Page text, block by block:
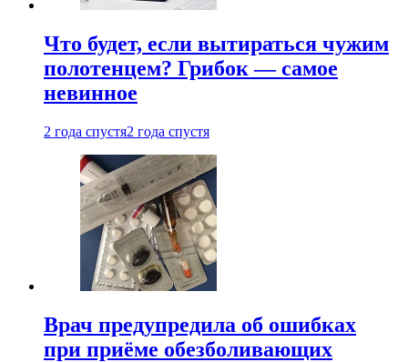
Что будет, если вытираться чужим
полотенцем? Грибок — самое
невинное
2 года спустя2 года спустя
Врач предупредила об ошибках
при приëме обезболивающих